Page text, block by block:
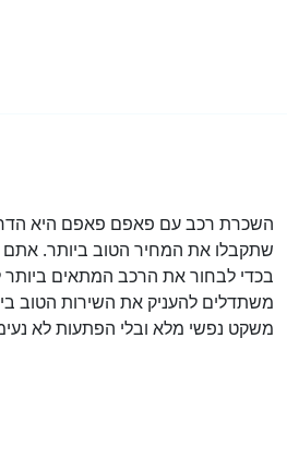
השכרת רכב עם פאפם פאפם היא
שתקבלו את המחיר הטוב ביותר. אתם
בכדי לבחור את הרכב המתאים ביותר
משתדלים להעניק את השירות הטוב
משקט נפשי מלא ובלי הפתעות לא